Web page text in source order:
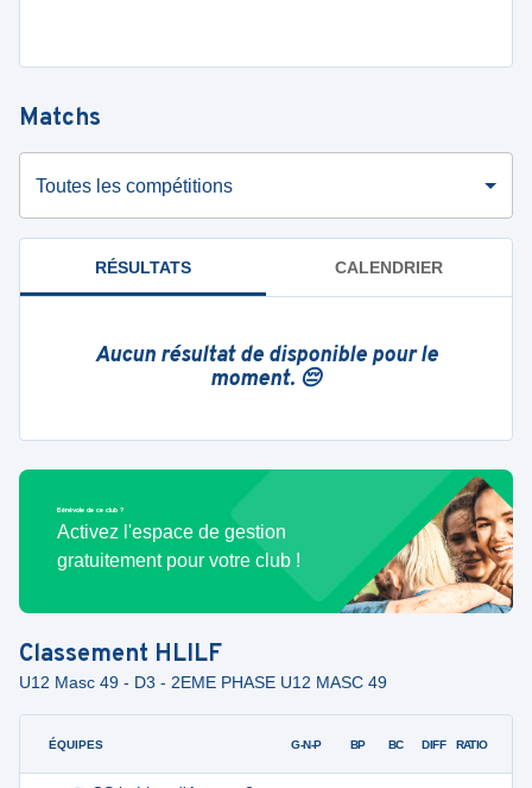
Matchs
Toutes les compétitions
RÉSULTATS CALENDRIER
Aucun résultat de disponible pour le
moment. 😔
Bénévole de ce club ?
Activez l'espace de gestion
gratuitement pour votre club !
Classement HLILF
U12 Masc 49 - D3 - 2EME PHASE U12 MASC 49
ÉQUIPES G-N-P BP BC DIFF RATIO